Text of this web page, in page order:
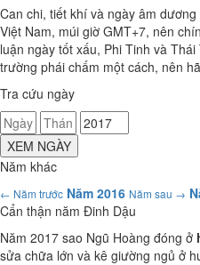
Can chi, tiết khí và ngày âm
Việt Nam, múi giờ GMT+7, nên
luận ngày tốt xấu, Phi Tinh và
trường phái chấm một cách, nên
Tra cứu ngày
XEM NGÀY
Năm khác
← Năm trước Năm 2016 Năm sau →
Cẩn thận năm Đinh Dậu
Năm 2017 sao Ngũ Hoàng đóng ở
sửa chữa lớn và kê giường ngủ ở